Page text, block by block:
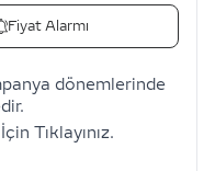
Fiyat Alarmı
dönemlerinde
Tıklayınız.